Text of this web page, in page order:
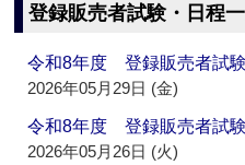
登録販売者試験・日程
令和8年度 登録販売者試
2026年05月29日 (金)
令和8年度 登録販売者試
2026年05月26日 (火)